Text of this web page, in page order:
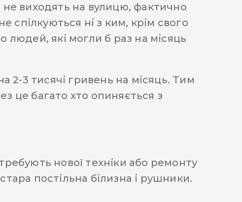
не виходять на вулицю, фактично
спілкуються ні з ким, крім свого
людей, які могли б раз на місяць
3 тисячі гривень на місяць. Тим
це багато хто опиняється з
нової техніки або ремонту
постільна білизна і рушники.